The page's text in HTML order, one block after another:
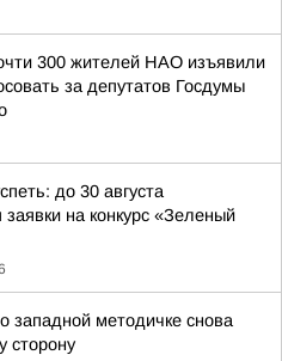
300 жителей НАО изъявили
за депутатов Госдумы
до 30 августа
на конкурс «Зеленый
западной методичке снова
сторону